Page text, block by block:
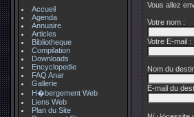
Accueil
Agenda
Annuaire
Articles
Bibliotheque
Compilation
Downloads
Encyclopedie
FAQ Anar
Gallerie
H�bergement Web
Liens Web
Plan du Site
Vous allez
Votre nom :
Votre E-mail :
Nom du
E-mail du